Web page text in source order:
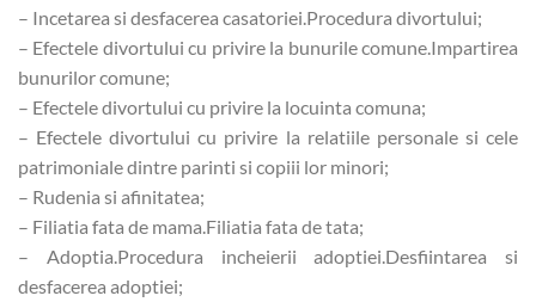
– Incetarea si desfacerea casatoriei.Procedura divortului;
– Efectele divortului cu privire la bunurile comune.Impartirea
bunurilor comune;
– Efectele divortului cu privire la locuinta comuna;
– Efectele divortului cu privire la relatiile personale si cele
patrimoniale dintre parinti si copiii lor minori;
– Rudenia si afinitatea;
– Filiatia fata de mama.Filiatia fata de tata;
– Adoptia.Procedura incheierii adoptiei.Desfiintarea si
desfacerea adoptiei;